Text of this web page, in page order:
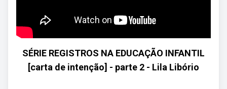
SÉRIE REGISTROS NA EDUCAÇÃO INFANTIL
[carta de intenção] - parte 2 - Lila Libório